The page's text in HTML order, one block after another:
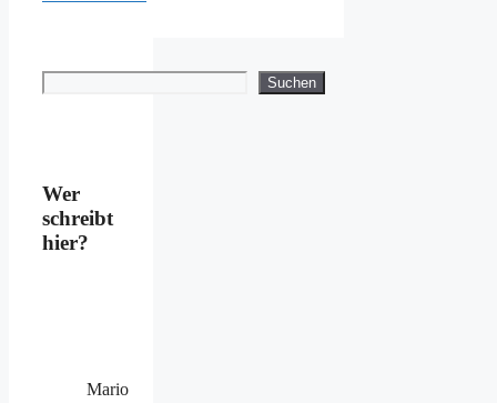
Suchen Suchen
Wer
schreibt
hier?
Mario